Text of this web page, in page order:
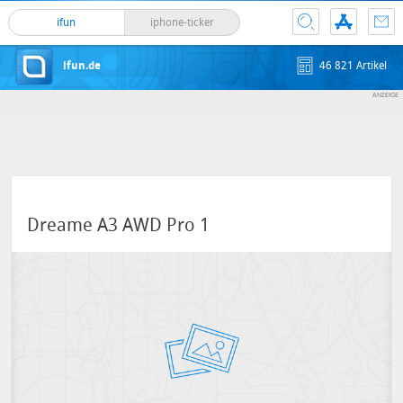
ifun iphone-ticker
ifun.de 46 821 Artikel
Dreame A3 AWD Pro 1